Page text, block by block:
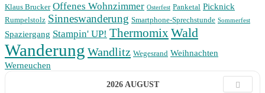
Klaus Brucker Offenes Wohnzimmer Osterfest Panketal Picknick
Rumpelstolz Sinneswanderung Smartphone-Sprechstunde Sommerfest
Spaziergang Stampin' UP! ThermomixWald
Wanderung Wandlitz Wegesrand Weihnachten
Werneuchen
2026 AUGUST